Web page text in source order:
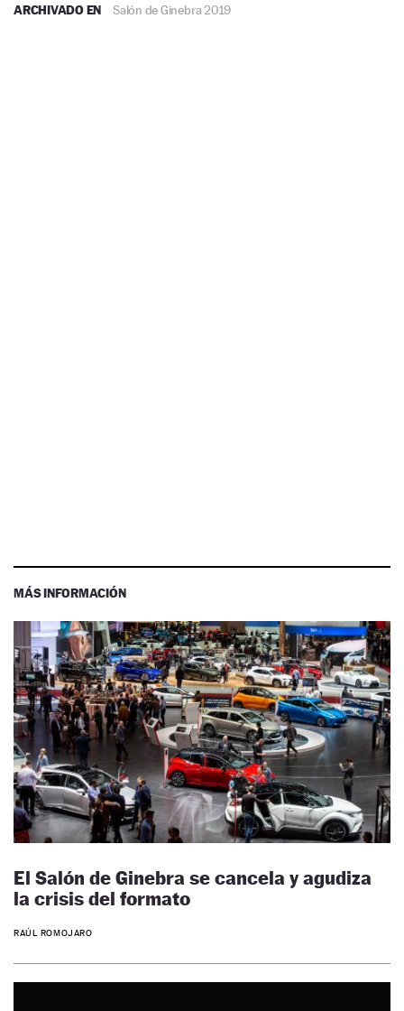
ARCHIVADO EN Salón de Ginebra 2019
MÁS INFORMACIÓN
El Salón de Ginebra se cancela y agudiza
la crisis del formato
RAÚL ROMOJARO